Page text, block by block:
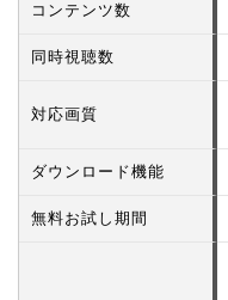
コンテンツ数
同時視聴数
対応画質
ダウンロード機能
無料お試し期間